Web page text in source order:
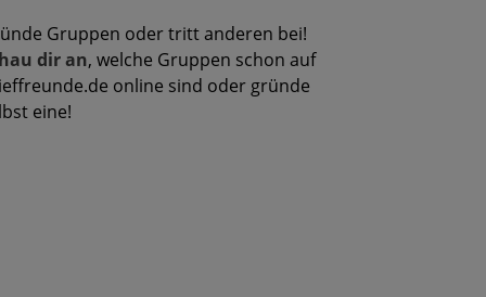
Gruppen oder tritt anderen bei!
dir an, welche Gruppen schon auf
online sind oder gründe
eine!